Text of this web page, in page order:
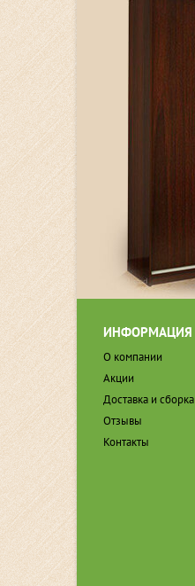
ИНФОРМАЦИЯ
О компании
Акции
Доставка и сборка
Отзывы
Контакты